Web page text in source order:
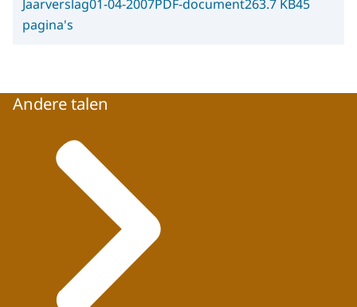
Jaarverslag01-04-2007PDF-document263.7 KB45
pagina's
Andere talen